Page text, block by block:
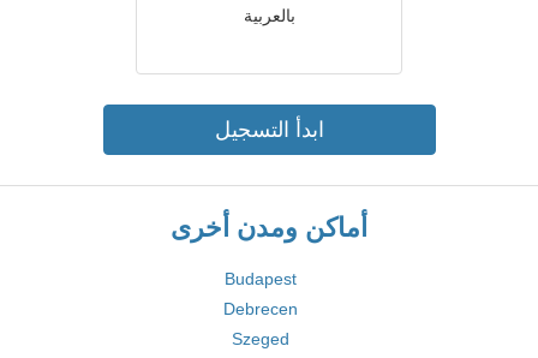
بالعربية
ابدأ التسجيل
أماكن ومدن أخرى
Budapest
Debrecen
Szeged